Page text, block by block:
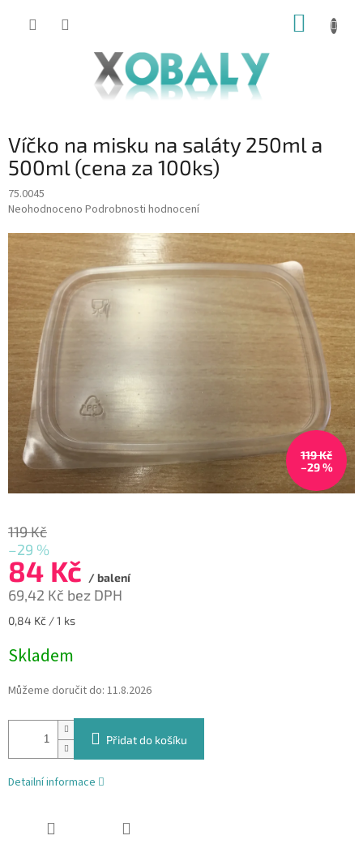
KOŠÍK
Víčko na misku na saláty 250ml a
500ml (cena za 100ks)
75.0045
Průměrné
produktu
0,0
z
hvězdiček.
Neohodnoceno Podrobnosti hodnocení
119 Kč
–29 %
119 Kč
–29 %
84 Kč / balení
69,42 Kč bez DPH
Měrná
0,84 Kč / 1 ks
Skladem
Můžeme doručit do: 11.8.2026
Přidat do košíku
Detailní informace